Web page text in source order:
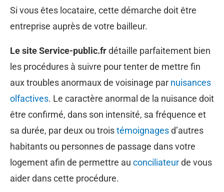
Si vous êtes locataire, cette démarche doit être
entreprise auprès de votre bailleur.
Le site Service-public.frdétaille parfaitement bien
les procédures à suivre pour tenter de mettre fin
aux troubles anormaux de voisinage par nuisances
olfactives. Le caractère anormal de la nuisance doit
être confirmé, dans son intensité, sa fréquence et
sa durée, par deux ou troistémoignagesd’autres
habitants ou personnes de passage dans votre
logement afin de permettre au conciliateurde vous
aider dans cette procédure.